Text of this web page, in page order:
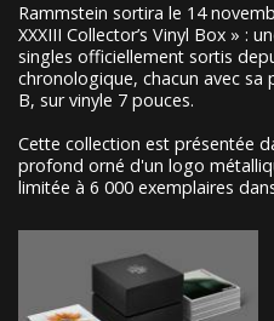
Rammstein sortira le 14
XXXIII Collector’s Vinyl Box » :
singles officiellement sortis
chronologique, chacun avec sa
B, sur vinyle 7 pouces.
Cette collection est présentée
profond orné d'un logo
limitée à 6 000 exemplaires